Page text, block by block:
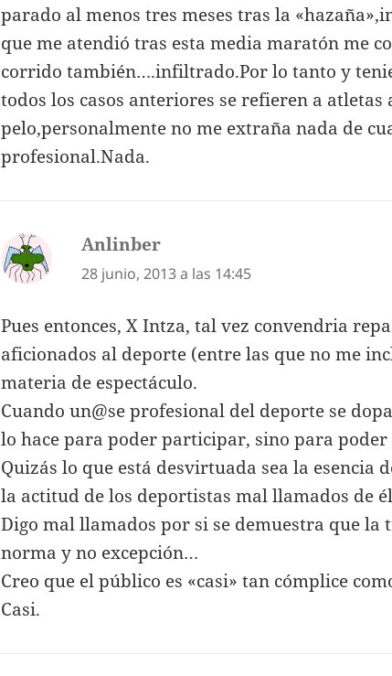
parado al menos tres meses tras la
que me atendió tras esta media maratón me
corrido también….infiltrado.Por lo tanto y
todos los casos anteriores se refieren a
pelo,personalmente no me extraña nada de
profesional.Nada.
Anlinber
28 junio, 2013 a las 14:45
Pues entonces, X Intza, tal vez convendria
aficionados al deporte (entre las que no me
materia de espectáculo.
Cuando un@se profesional del deporte se
lo hace para poder participar, sino para poder
Quizás lo que está desvirtuada sea la esencia
la actitud de los deportistas mal llamados de
Digo mal llamados por si se demuestra que la
norma y no excepción…
Creo que el público es «casi» tan cómplice
Casi.